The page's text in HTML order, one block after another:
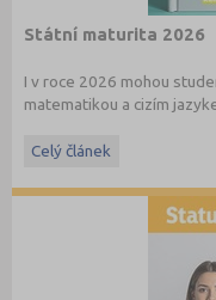
Státní maturita 2026
I v roce 2026 mohou
matematikou a cizím
informacemi.
Celý článek